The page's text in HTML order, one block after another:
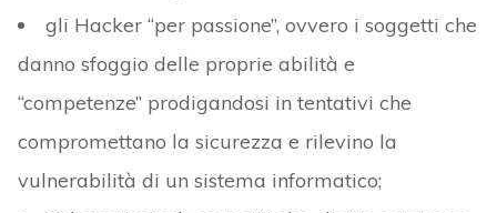
gli Hacker “per passione”, ovvero i soggetti che
danno sfoggio delle proprie abilità e
“competenze” prodigandosi in tentativi che
compromettano la sicurezza e rilevino la
vulnerabilità di un sistema informatico;